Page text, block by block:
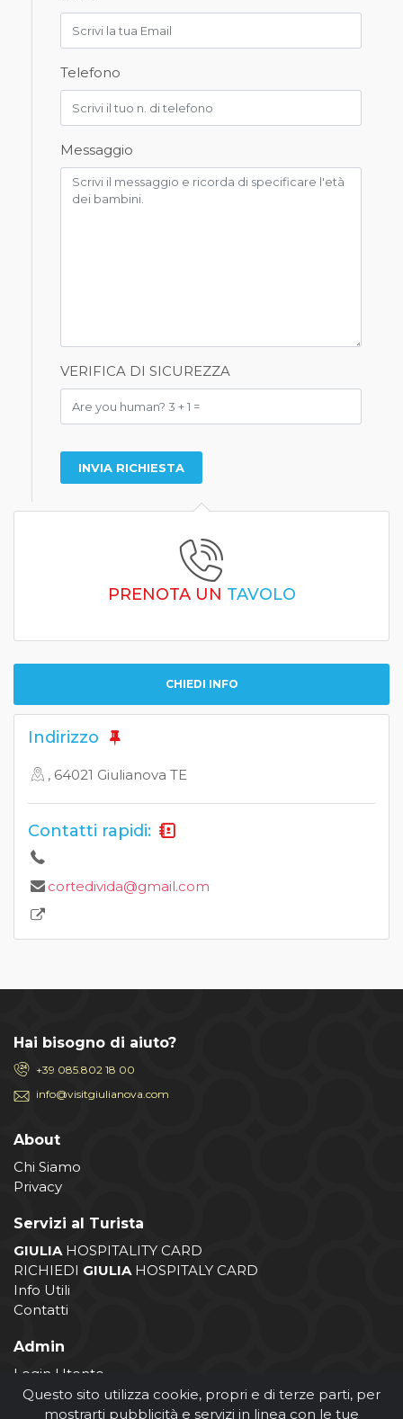
Telefono
Messaggio
VERIFICA DI SICUREZZA
PRENOTA UN TAVOLO
CHIEDI INFO
Indirizzo
, 64021 Giulianova TE
Contatti rapidi:
cortedivida@gmail.com
Hai bisogno di aiuto?
+39 085.802 18 00
info@visitgiulianova.com
About
Chi Siamo
Privacy
Servizi al Turista
GIULIA HOSPITALITY CARD
RICHIEDI GIULIA HOSPITALY CARD
Info Utili
Contatti
Admin
Login Utente
Login Operatore
Registrazione Operatore
Questo sito utilizza cookie, propri e di terze parti, per
mostrarti pubblicità e servizi in linea con le tue